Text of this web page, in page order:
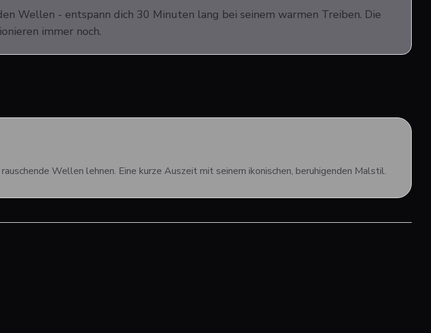
Wellen - entspann dich 30 Minuten lang bei seinem warmen Treiben. Die
immer noch.
Wellen lehnen. Eine kurze Auszeit mit seinem ikonischen, beruhigenden Malstil.